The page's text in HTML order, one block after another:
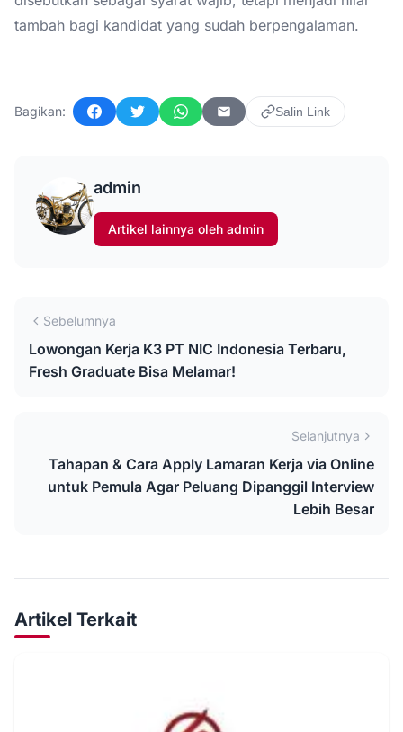
tambah bagi kandidat yang sudah berpengalaman.
Bagikan:
FacebookTwitter WhatsAppEmail
Salin Link
admin
Artikel lainnya oleh admin
Sebelumnya
Lowongan Kerja K3 PT NIC Indonesia Terbaru,
Fresh Graduate Bisa Melamar!
Selanjutnya
Tahapan & Cara Apply Lamaran Kerja via Online
untuk Pemula Agar Peluang Dipanggil Interview
Lebih Besar
Artikel Terkait